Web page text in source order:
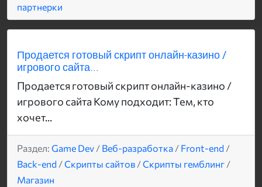
партнерки
Продается готовый скрипт онлайн-казино /
игрового сайта...
Продается готовый скрипт онлайн-казино /
игрового сайта Кому подходит: Тем, кто
хочет...
Раздел: Game Dev / Веб-разработка / Front-end /
Back-end /Скрипты сайтов /Скрипты гемблинг /
Магазин